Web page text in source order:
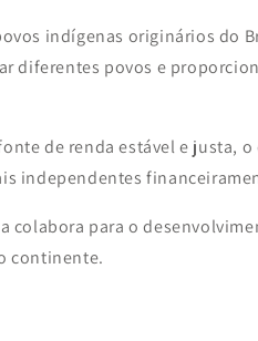
indígenas originários do
diferentes povos e
de renda estável e justa,
independentes
colabora para o
continente.